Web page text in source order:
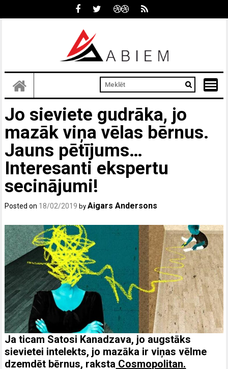
Jo sieviete gudrāka, jo
mazāk viņa vēlas bērnus.
Jauns pētījums…
Interesanti ekspertu
secinājumi!
Posted on 18/02/2019 byAigars Andersons
Ja ticam Satosi Kanadzava, jo augstāks
sievietei intelekts, jo mazāka ir viņas vēlme
dzemdēt bērnus, raksta Cosmopolitan.